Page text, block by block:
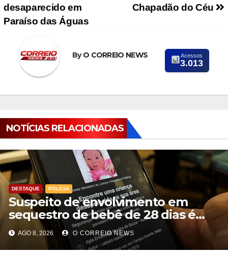
Chapadão do Céu
desaparecido em
Paraíso das Águas
ByO CORREIO NEWS Acessos
3.013
NOTÍCIAS RELACIONADAS
DESTAQUE POLÍCIA
Suspeito de envolvimento em
sequestro de bebê de 28 dias é
preso na Capital
AGO 8, 2026 O CORREIO NEWS